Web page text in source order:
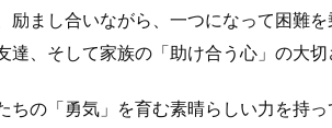
励まし合いながら、一つになって困難
達、そして家族の「助け合う心」の大切
ちの「勇気」を育む素晴らしい力を持